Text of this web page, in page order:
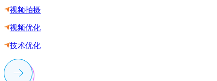
视频拍摄
视频优化
技术优化